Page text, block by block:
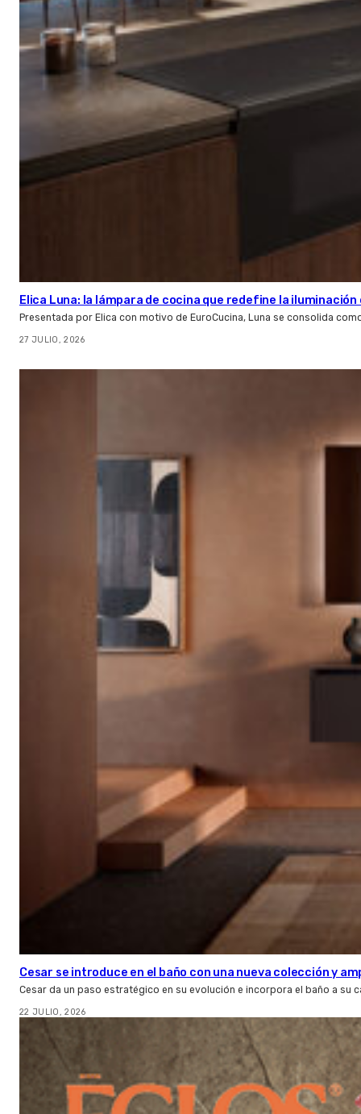
Elica Luna: la lámpara de cocina que redefine la
Presentada por Elica con motivo de EuroCucina, Luna se consolida
27 JULIO, 2026
Cesar se introduce en el baño con una nueva colección y
Cesar da un paso estratégico en su evolución e incorpora el baño a su
22 JULIO, 2026